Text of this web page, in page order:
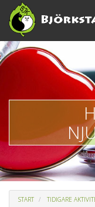
START TIDIGARE